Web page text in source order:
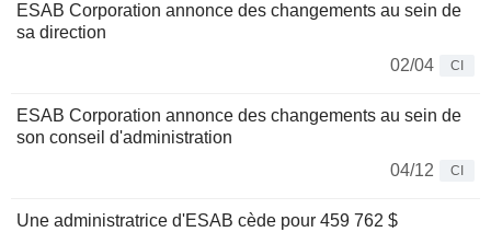
ESAB Corporation annonce des changements au sein de
sa direction
02/04
CI
ESAB Corporation annonce des changements au sein de
son conseil d'administration
04/12
CI
Une administratrice d'ESAB cède pour 459 762 $